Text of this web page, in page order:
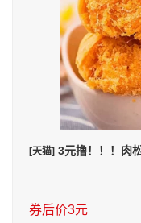
[天猫] 3元撸！！！肉
券后价3元